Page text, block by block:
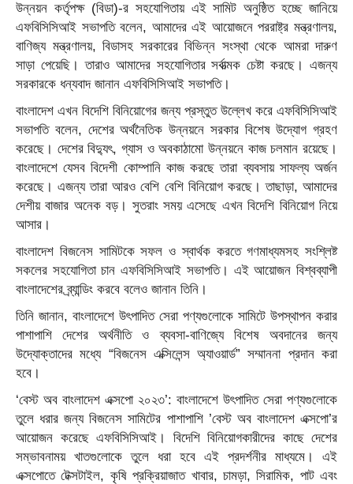
উন্নয়ন কর্তৃপক্ষ (বিডা)-র সহযোগিতায় এই সামিট অনুষ্ঠিত হচ্ছে জানিয়ে
এফবিসিসিআই সভাপতি বলেন, আমাদের এই আয়োজনে পররাষ্ট্র মন্ত্রণালয়,
বাণিজ্য মন্ত্রণালয়, বিডাসহ সরকারের বিভিন্ন সংস্থা থেকে আমরা দারুণ
সাড়া পেয়েছি। তারাও আমাদের সহযোগিতার সর্বাত্মক চেষ্টা করছে। এজন্য
সরকারকে ধন্যবাদ জানান এফবিসিসিআই সভাপতি।
বাংলাদেশ এখন বিদেশি বিনিয়োগের জন্য প্রস্তুত উল্লেখ করে এফবিসিসিআই
সভাপতি বলেন, দেশের অর্থনৈতিক উন্নয়নে সরকার বিশেষ উদ্যোগ গ্রহণ
করেছে। দেশের বিদ্যুৎ, গ্যাস ও অবকাঠামো উন্নয়নে কাজ চলমান রয়েছে।
বাংলাদেশে যেসব বিদেশী কোম্পানি কাজ করছে তারা ব্যবসায় সাফল্য অর্জন
করেছে। এজন্য তারা আরও বেশি বেশি বিনিয়োগ করছে। তাছাড়া, আমাদের
দেশীয় বাজার অনেক বড়। সুতরাং সময় এসেছে এখন বিদেশি বিনিয়োগ নিয়ে
আসার।
বাংলাদেশ বিজনেস সামিটকে সফল ও স্বার্থক করতে গণমাধ্যমসহ সংশ্লিষ্ট
সকলের সহযোগিতা চান এফবিসিসিআই সভাপতি। এই আয়োজন বিশ্বব্যাপী
বাংলাদেশের ব্র্যান্ডিং করবে বলেও জানান তিনি।
তিনি জানান, বাংলাদেশে উৎপাদিত সেরা পণ্যগুলোকে সামিটে উপস্থাপন করার
পাশাপাশি দেশের অর্থনীতি ও ব্যবসা-বাণিজ্যে বিশেষ অবদানের জন্য
উদ্যোক্তাদের মধ্যে “বিজনেস এক্সিলেন্স অ্যাওয়ার্ড” সম্মাননা প্রদান করা
হবে।
‘বেস্ট অব বাংলাদেশ এক্সপো ২০২৩’: বাংলাদেশে উৎপাদিত সেরা পণ্যগুলোকে
তুলে ধরার জন্য বিজনেস সামিটের পাশাপাশি ’বেস্ট অব বাংলাদেশ এক্সপো’র
আয়োজন করেছে এফবিসিসিআই। বিদেশি বিনিয়োগকারীদের কাছে দেশের
সম্ভাবনাময় খাতগুলোকে তুলে ধরা হবে এই প্রদর্শনীর মাধ্যমে। এই
এক্সপোতে টেক্সটাইল, কৃষি প্রক্রিয়াজাত খাবার, চামড়া, সিরামিক, পাট এবং